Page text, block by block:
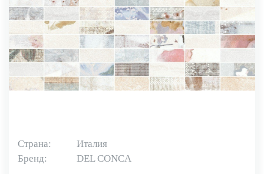
Страна:
Италия
Бренд:
DEL CONCA